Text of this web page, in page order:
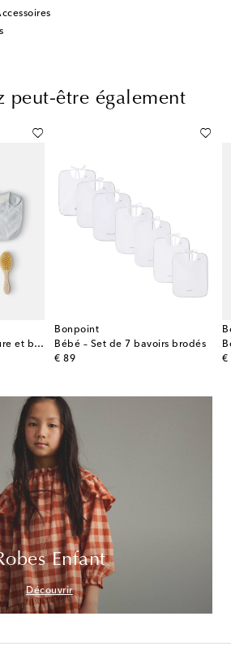
peut-être également
Bébé – Coffret couverture et bavoirs Walk Time
Bonpoint
Bébé – Set de 7 bavoirs brodés
€ 89
original price
€
Enfant
Découvrir